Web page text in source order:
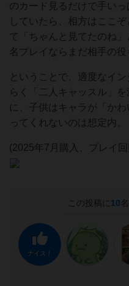
のカード見るだけで手い
していたら、相方はここ
て「ちゃんと見てたのね
名プレイならまだ相手の役
ということで、適度なイ
らく「二人キャッスル」
に、子供はキャラが「か
ってくれないのは想定内。
(2025年7月購入、プレイ回
この投稿に 10
ナイス！